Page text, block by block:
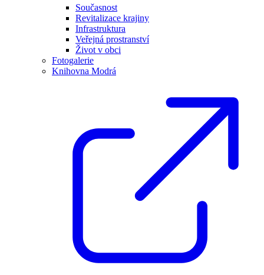
Současnost
Revitalizace krajiny
Infrastruktura
Veřejná prostranství
Život v obci
Fotogalerie
Knihovna Modrá